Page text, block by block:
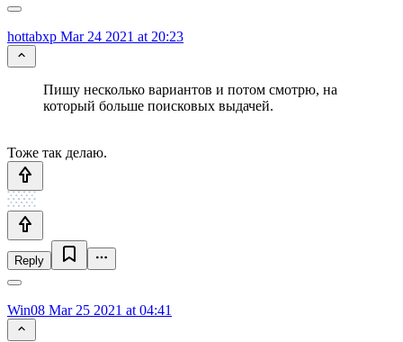
hottabxp Mar 24 2021 at 20:23
Пишу несколько вариантов и потом смотрю, на
который больше поисковых выдачей.
Тоже так делаю.
Reply
Win08 Mar 25 2021 at 04:41